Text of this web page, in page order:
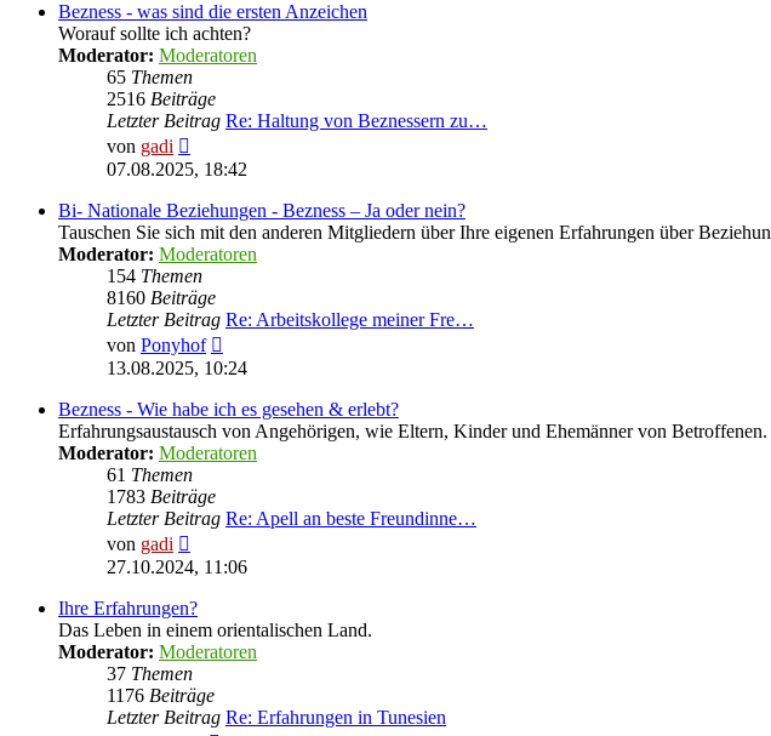
Bezness - was sind die ersten Anzeichen
Worauf sollte ich achten?
Moderator: Moderatoren
65 Themen
2516 Beiträge
Letzter Beitrag Re: Haltung von Beznessern zu…
von gadi
Beitrag
07.08.2025, 18:42
Bi- Nationale Beziehungen - Bezness – Ja oder nein?
Tauschen Sie sich mit den anderen Mitgliedern über Ihre eigenen Erfahrungen über
Moderator: Moderatoren
154 Themen
8160 Beiträge
Letzter Beitrag Re: Arbeitskollege meiner Fre…
von Ponyhof
Beitrag
13.08.2025, 10:24
Bezness - Wie habe ich es gesehen & erlebt?
Erfahrungsaustausch von Angehörigen, wie Eltern, Kinder und Ehemänner von
Moderator: Moderatoren
61 Themen
1783 Beiträge
Letzter Beitrag Re: Apell an beste Freundinne…
von gadi
Beitrag
27.10.2024, 11:06
Ihre Erfahrungen?
Das Leben in einem orientalischen Land.
Moderator: Moderatoren
37 Themen
1176 Beiträge
Letzter Beitrag Re: Erfahrungen in Tunesien